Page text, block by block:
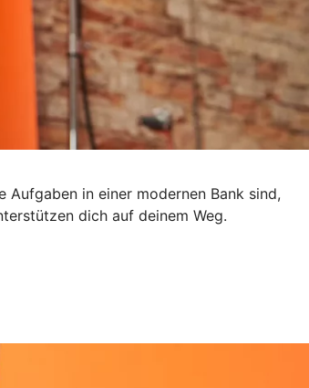
in einer modernen Bank sind,
dich auf deinem Weg.